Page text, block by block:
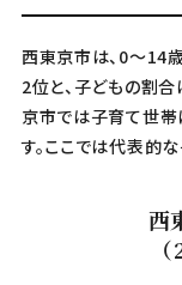
西東京市は、0～14
2位と、子どもの割
京市では子育て世帯
す。ここでは代表的
西